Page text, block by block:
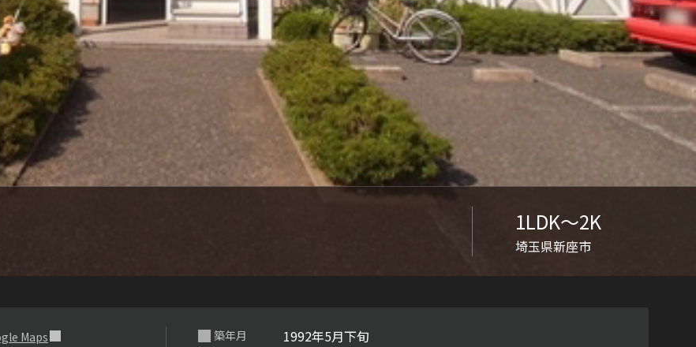
お問い合わせ・よくある質問
シャーメゾンライフ CLUB
らくらくパートナー
シャーメゾンライフ GUARD
1LDK〜2K
埼玉県新座市
Maps
築年月 1992年5月下旬